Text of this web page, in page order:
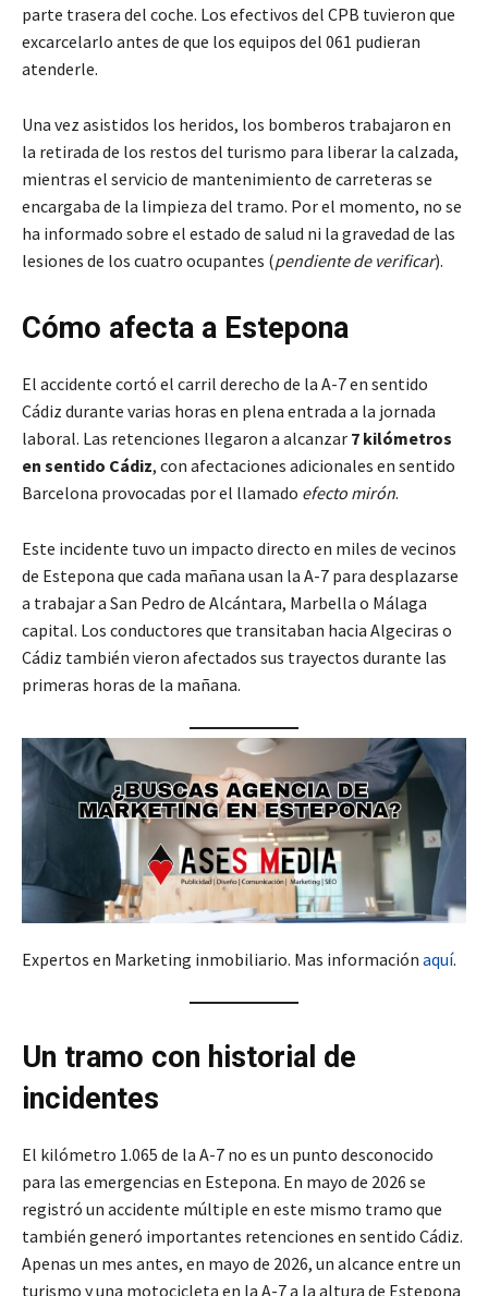
parte trasera del coche. Los efectivos del CPB tuvieron que
excarcelarlo antes de que los equipos del 061 pudieran
atenderle.
Una vez asistidos los heridos, los bomberos trabajaron en
la retirada de los restos del turismo para liberar la calzada,
mientras el servicio de mantenimiento de carreteras se
encargaba de la limpieza del tramo. Por el momento, no se
ha informado sobre el estado de salud ni la gravedad de las
lesiones de los cuatro ocupantes (pendiente de verificar).
Cómo afecta a Estepona
El accidente cortó el carril derecho de la A-7 en sentido
Cádiz durante varias horas en plena entrada a la jornada
laboral. Las retenciones llegaron a alcanzar 7 kilómetros
en sentido Cádiz, con afectaciones adicionales en sentido
Barcelona provocadas por el llamado efecto mirón.
Este incidente tuvo un impacto directo en miles de vecinos
de Estepona que cada mañana usan la A-7 para desplazarse
a trabajar a San Pedro de Alcántara, Marbella o Málaga
capital. Los conductores que transitaban hacia Algeciras o
Cádiz también vieron afectados sus trayectos durante las
primeras horas de la mañana.
Expertos en Marketing inmobiliario. Mas información aquí.
Un tramo con historial de
incidentes
El kilómetro 1.065 de la A-7 no es un punto desconocido
para las emergencias en Estepona. En mayo de 2026 se
registró un accidente múltiple en este mismo tramo que
también generó importantes retenciones en sentido Cádiz.
Apenas un mes antes, en mayo de 2026, un alcance entre un
turismo y una motocicleta en la A-7 a la altura de Estepona